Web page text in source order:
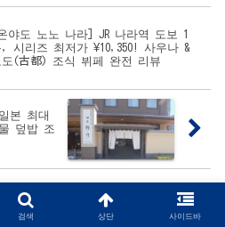
야도 노노 나라] JR 나라역 도보 1
, 시리즈 최저가 ¥10,350! 사우나 &
도(古都) 조식 뷔페 완전 리뷰
본 최대
덮밥 조
검색 상단 사이드바